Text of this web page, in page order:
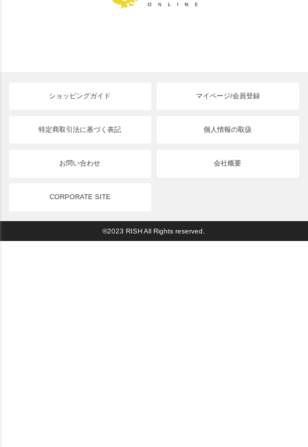
ショッピングガイド マイページ/会員登録
特定商取引法に基づく表記 個人情報の取扱
お問い合わせ 会社概要
CORPORATE SITE
©2023 RISH All Rights reserved.